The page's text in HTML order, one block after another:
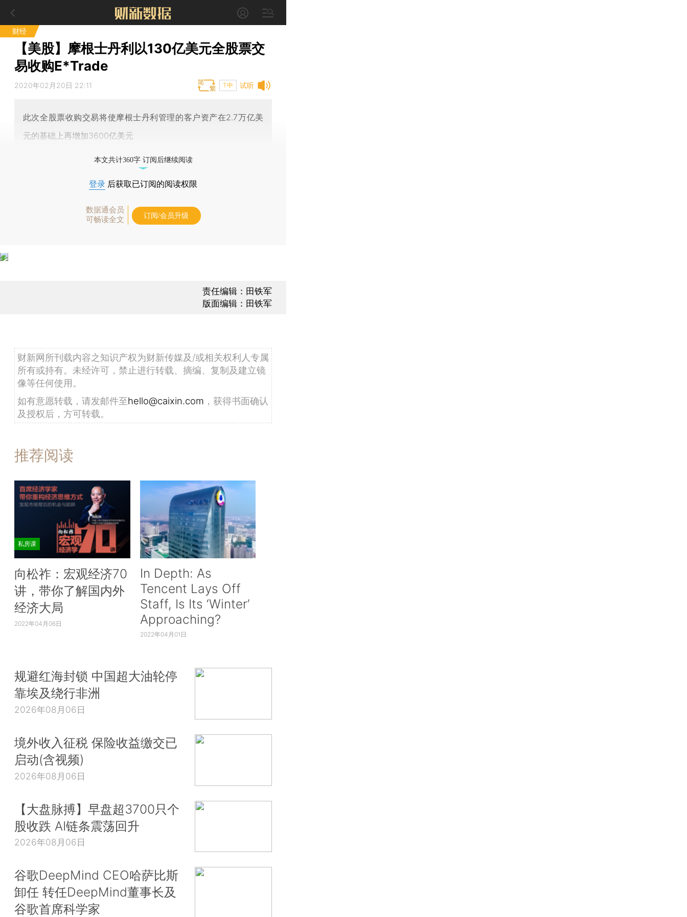
财经
【美股】摩根士丹利以130亿美元全股票交
易收购E*Trade
试听
2020年02月20日 22:11 T中
此次全股票收购交易将使摩根士丹利管理的客户资产在2.7万亿美
元的基础上再增加3600亿美元
本文共计360字 订阅后继续阅读
登录 后获取已订阅的阅读权限
数据通会员
可畅读全文
订阅/会员升级
责任编辑：田铁军
版面编辑：田铁军
财新网所刊载内容之知识产权为财新传媒及/或相关权利人专属
所有或持有。未经许可，禁止进行转载、摘编、复制及建立镜
像等任何使用。
如有意愿转载，请发邮件至hello@caixin.com ，获得书面确认
及授权后，方可转载。
推荐阅读
私房课
向松祚：宏观经济70
讲，带你了解国内外
经济大局
2022年04月06日
In Depth: As
Tencent Lays Off
Staff, Is Its ‘Winter’
Approaching?
2022年04月01日
规避红海封锁 中国超大油轮停
靠埃及绕行非洲
2026年08月06日
境外收入征税 保险收益缴交已
启动(含视频)
2026年08月06日
【大盘脉搏】早盘超3700只个
股收跌 AI链条震荡回升
2026年08月06日
谷歌DeepMind CEO哈萨比斯
卸任 转任DeepMind董事长及
谷歌首席科学家